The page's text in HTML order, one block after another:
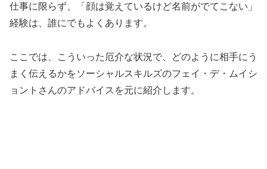
仕事に限らず、「顔は覚えているけど名前がでてこない」
経験は、誰にでもよくあります。
ここでは、こういった厄介な状況で、どのように相手にう
まく伝えるかをソーシャルスキルズのフェイ・デ・ムイシ
ョントさんのアドバイスを元に紹介します。